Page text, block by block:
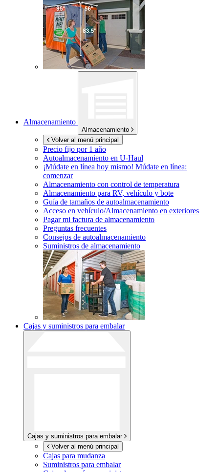
Almacenamiento
Almacenamiento
Volver al menú principal
Precio fijo por 1 año
Autoalmacenamiento en U-Haul
¡Múdate en línea hoy mismo! Múdate en línea:
comenzar
Almacenamiento con control de temperatura
Almacenamiento para RV, vehículo y bote
Guía de tamaños de autoalmacenamiento
Acceso en vehículo/Almacenamiento en exteriores
Pagar mi factura de almacenamiento
Preguntas frecuentes
Consejos de autoalmacenamiento
Suministros de almacenamiento
Cajas y suministros para embalar
Cajas y suministros para embalar
Volver al menú principal
Cajas para mudanza
Suministros para embalar